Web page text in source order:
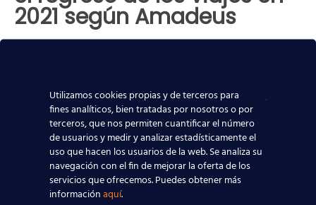
2021 según Amadeus
Utilizamos cookies propias y de terceros para
fines analíticos, bien tratadas por nosotros o por
terceros, que nos permiten cuantificar el número
de usuarios y medir y analizar estadísticamente el
uso que hacen los usuarios de la web. Se analiza su
navegación con el fin de mejorar la oferta de los
servicios que ofrecemos. Puedes obtener más
informaciónaquí.